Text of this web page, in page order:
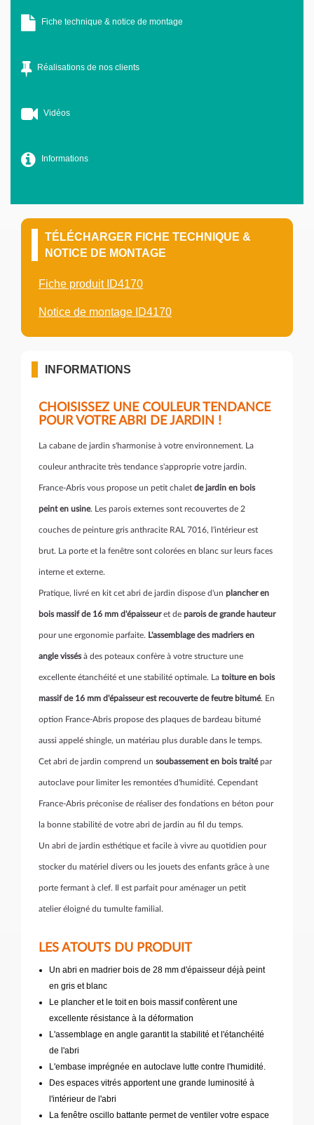
Fiche technique & notice de montage
Réalisations de nos clients
Vidéos
Informations
TÉLÉCHARGER FICHE TECHNIQUE &
NOTICE DE MONTAGE
Fiche produit ID4170
Notice de montage ID4170
INFORMATIONS
CHOISISSEZ UNE COULEUR TENDANCE
POUR VOTRE ABRI DE JARDIN !
La cabane de jardin s'harmonise à votre environnement. La
couleur anthracite très tendance s'approprie votre jardin.
France-Abris vous propose un petit chalet de jardin en bois
peint en usine. Les parois externes sont recouvertes de 2
couches de peinture gris anthracite RAL 7016, l'intérieur est
brut. La porte et la fenêtre sont colorées en blanc sur leurs faces
interne et externe.
Pratique, livré en kit cet abri de jardin dispose d'un plancher en
bois massif de 16 mm d'épaisseuret de parois de grande hauteur
pour une ergonomie parfaite. L'assemblage des madriers en
angle vissésà des poteaux confère à votre structure une
excellente étanchéité et une stabilité optimale. La toiture en bois
massif de 16 mm d'épaisseur est recouverte de feutre bitumé. En
option France-Abris propose des plaques de bardeau bitumé
aussi appelé shingle, un matériau plus durable dans le temps.
Cet abri de jardin comprend un soubassement en bois traitépar
autoclave pour limiter les remontées d'humidité. Cependant
France-Abris préconise de réaliser des fondations en béton pour
la bonne stabilité de votre abri de jardin au fil du temps.
Un abri de jardin esthétique et facile à vivre au quotidien pour
stocker du matériel divers ou les jouets des enfants grâce à une
porte fermant à clef. Il est parfait pour aménager un petit
atelier éloigné du tumulte familial.
LES ATOUTS DU PRODUIT
Un abri en madrier bois de 28 mm d'épaisseur déjà peint
en gris et blanc
Le plancher et le toit en bois massif confèrent une
excellente résistance à la déformation
L'assemblage en angle garantit la stabilité et l'étanchéité
de l'abri
L'embase imprégnée en autoclave lutte contre l'humidité.
Des espaces vitrés apportent une grande luminosité à
l'intérieur de l'abri
La fenêtre oscillo battante permet de ventiler votre espace